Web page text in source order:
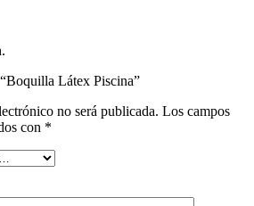
Látex Piscina”
no será publicada. Los campos
con *